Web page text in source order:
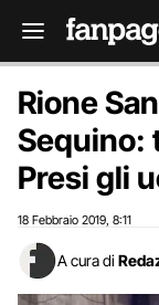
Rione
Sequino:
Presi gli
18 Febbraio 2019 8:11
A cura di